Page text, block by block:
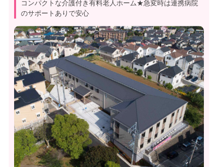
コンパクトな介護付き有料老人ホーム★急変時は連携病院
のサポートありで安心